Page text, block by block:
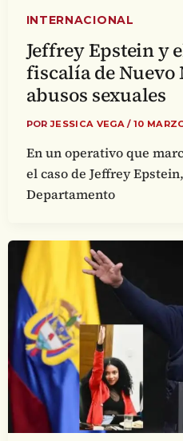
INTERNACIONAL
Jeffrey Epstein y
fiscalía de
abusos sexuales
PORJESSICA VEGA/ 10
En un operativo que
el caso de Jeffrey
Departamento